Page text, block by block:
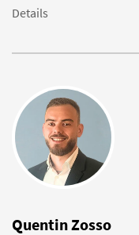
Details
Quentin Zosso